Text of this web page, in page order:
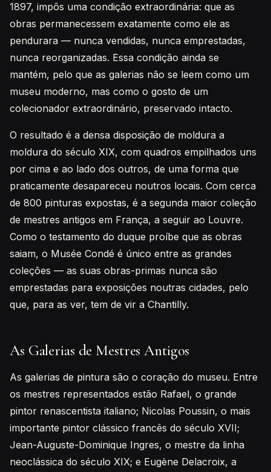
1897, impôs uma condição extraordinária: que as
obras permanecessem exatamente como ele as
pendurara — nunca vendidas, nunca emprestadas,
nunca reorganizadas. Essa condição ainda se
mantém, pelo que as galerias não se leem como um
museu moderno, mas como o gosto de um
colecionador extraordinário, preservado intacto.
O resultado é a densa disposição de moldura a
moldura do século XIX, com quadros empilhados uns
por cima e ao lado dos outros, de uma forma que
praticamente desapareceu noutros locais. Com cerca
de 800 pinturas expostas, é a segunda maior coleção
de mestres antigos em França, a seguir ao Louvre.
Como o testamento do duque proíbe que as obras
saiam, o Musée Condé é único entre as grandes
coleções — as suas obras-primas nunca são
emprestadas para exposições noutras cidades, pelo
que, para as ver, tem de vir a Chantilly.
As Galerias de Mestres Antigos
As galerias de pintura são o coração do museu. Entre
os mestres representados estão Rafael, o grande
pintor renascentista italiano; Nicolas Poussin, o mais
importante pintor clássico francês do século XVII;
Jean-Auguste-Dominique Ingres, o mestre da linha
neoclássica do século XIX; e Eugène Delacroix, a